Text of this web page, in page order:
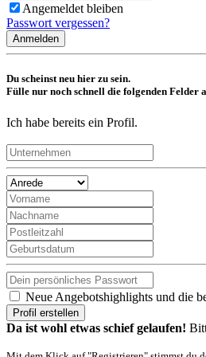
Angemeldet bleiben
Passwort vergessen?
Anmelden
Du scheinst neu hier zu sein.
Fülle nur noch schnell die folgenden Felder
Ich habe bereits ein Profil.
Neue Angebotshighlights und die
Profil erstellen
Da ist wohl etwas schief gelaufen!